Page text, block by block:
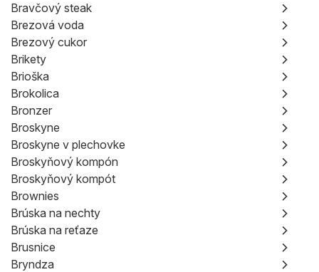
Bravčový steak
Brezová voda
Brezový cukor
Brikety
Brioška
Brokolica
Bronzer
Broskyne
Broskyne v plechovke
Broskyňový kompón
Broskyňový kompót
Brownies
Brúska na nechty
Brúska na reťaze
Brusnice
Bryndza